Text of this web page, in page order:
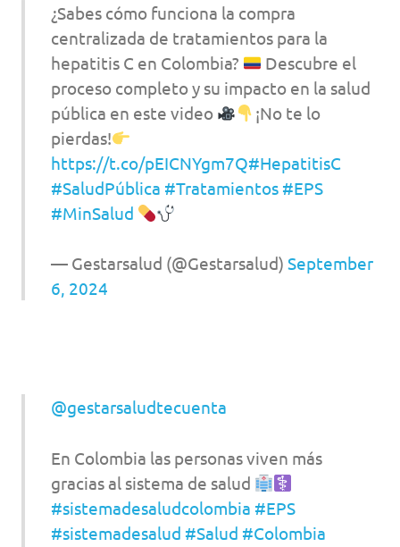
¿Sabes cómo funciona la compra
centralizada de tratamientos para la
hepatitis C en Colombia?
Descubre el
proceso completo y su impacto en la salud
pública en este video
¡No te lo
pierdas!
https://t.co/pEICNYgm7Q#HepatitisC
#SaludPública #Tratamientos #EPS
#MinSalud
— Gestarsalud (@Gestarsalud) September
6, 2024
@gestarsaludtecuenta
En Colombia las personas viven más
gracias al sistema de salud
#sistemadesaludcolombia #EPS
#sistemadesalud #Salud #Colombia